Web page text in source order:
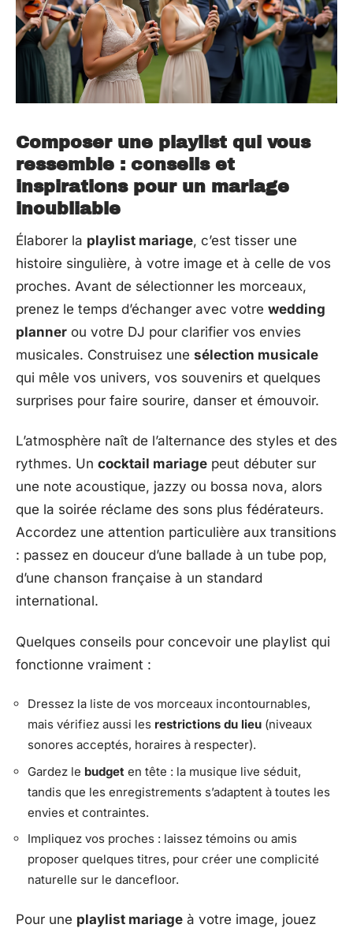
Composer une playlist qui vous
ressemble : conseils et
inspirations pour un mariage
inoubliable
Élaborer la playlist mariage, c’est tisser une
histoire singulière, à votre image et à celle de vos
proches. Avant de sélectionner les morceaux,
prenez le temps d’échanger avec votre wedding
planner ou votre DJ pour clarifier vos envies
musicales. Construisez une sélection musicale
qui mêle vos univers, vos souvenirs et quelques
surprises pour faire sourire, danser et émouvoir.
L’atmosphère naît de l’alternance des styles et des
rythmes. Un cocktail mariage peut débuter sur
une note acoustique, jazzy ou bossa nova, alors
que la soirée réclame des sons plus fédérateurs.
Accordez une attention particulière aux transitions
: passez en douceur d’une ballade à un tube pop,
d’une chanson française à un standard
international.
Quelques conseils pour concevoir une playlist qui
fonctionne vraiment :
Dressez la liste de vos morceaux incontournables,
mais vérifiez aussi les restrictions du lieu (niveaux
sonores acceptés, horaires à respecter).
Gardez le budget en tête : la musique live séduit,
tandis que les enregistrements s’adaptent à toutes les
envies et contraintes.
Impliquez vos proches : laissez témoins ou amis
proposer quelques titres, pour créer une complicité
naturelle sur le dancefloor.
Pour une playlist mariage à votre image, jouez